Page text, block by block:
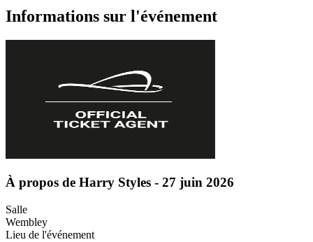
Informations sur l'événement
À propos de Harry Styles - 27 juin 2026
Salle
Wembley
Lieu de l'événement